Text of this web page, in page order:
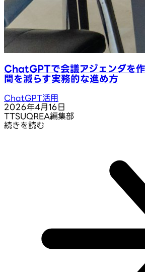
ChatGPTで会議アジェンダを
間を減らす実務的な進め方
ChatGPT活用
2026年4月16日
TTSUQREA編集部
続きを読む